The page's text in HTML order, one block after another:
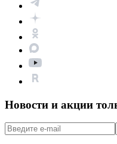
Новости и акции